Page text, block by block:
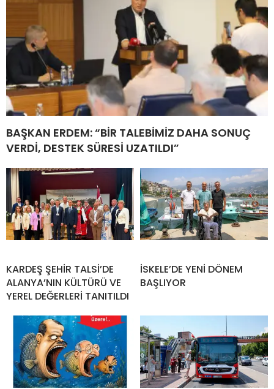
BAŞKAN ERDEM: “BİR TALEBİMİZ DAHA SONUÇ
VERDİ, DESTEK SÜRESİ UZATILDI”
KARDEŞ ŞEHİR TALSİ’DE
ALANYA’NIN KÜLTÜRÜ VE
YEREL DEĞERLERİ TANITILDI
İSKELE’DE YENİ DÖNEM
BAŞLIYOR